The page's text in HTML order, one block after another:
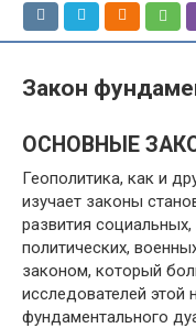
Закон
ОСНОВНЫЕ
Геополитика, как и
изучает законы
развития
политических,
законом, который
исследователей этой
фундаментального